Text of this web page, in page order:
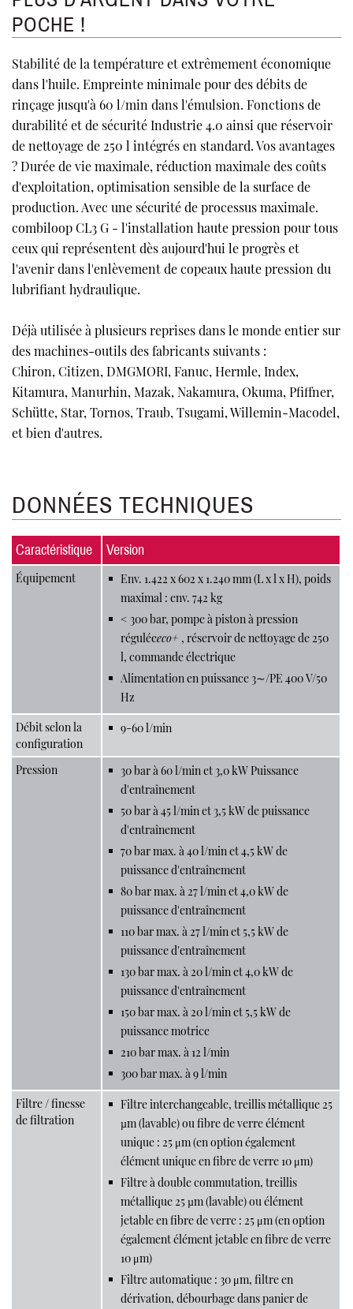
POCHE !
Stabilité de la température et extrêmement économique
dans l'huile. Empreinte minimale pour des débits de
rinçage jusqu'à 60 l/min dans l'émulsion. Fonctions de
durabilité et de sécurité Industrie 4.0 ainsi que réservoir
de nettoyage de 250 l intégrés en standard. Vos avantages
? Durée de vie maximale, réduction maximale des coûts
d'exploitation, optimisation sensible de la surface de
production. Avec une sécurité de processus maximale.
combiloop CL3 G - l'installation haute pression pour tous
ceux qui représentent dès aujourd'hui le progrès et
l'avenir dans l'enlèvement de copeaux haute pression du
lubrifiant hydraulique.
Déjà utilisée à plusieurs reprises dans le monde entier sur
des machines-outils des fabricants suivants :
Chiron, Citizen, DMGMORI, Fanuc, Hermle, Index,
Kitamura, Manurhin, Mazak, Nakamura, Okuma, Pfiffner,
Schütte, Star, Tornos, Traub, Tsugami, Willemin-Macodel,
et bien d'autres.
DONNÉES TECHNIQUES
Caractéristique Version
Équipement
Env. 1.422 x 602 x 1.240 mm (L x l x H), poids
maximal : env. 742 kg
< 300 bar, pompe à piston à pression
réguléeeco+ , réservoir de nettoyage de 250
l, commande électrique
Alimentation en puissance 3∼/PE 400 V/50
Hz
Débit selon la
configuration
9-60 l/min
Pression
30 bar à 60 l/min et 3,0 kW Puissance
d'entraînement
50 bar à 45 l/min et 3,5 kW de puissance
d'entraînement
70 bar max. à 40 l/min et 4,5 kW de
puissance d'entraînement
80 bar max. à 27 l/min et 4,0 kW de
puissance d'entraînement
110 bar max. à 27 l/min et 5,5 kW de
puissance d'entraînement
130 bar max. à 20 l/min et 4,0 kW de
puissance d'entraînement
150 bar max. à 20 l/min et 5,5 kW de
puissance motrice
210 bar max. à 12 l/min
300 bar max. à 9 l/min
Filtre / finesse
de filtration
Filtre interchangeable, treillis métallique 25
µm (lavable) ou fibre de verre élément
unique : 25 μm (en option également
élément unique en fibre de verre 10 μm)
Filtre à double commutation, treillis
métallique 25 µm (lavable) ou élément
jetable en fibre de verre : 25 μm (en option
également élément jetable en fibre de verre
10 μm)
Filtre automatique : 30 μm, filtre en
dérivation, débourbage dans panier de